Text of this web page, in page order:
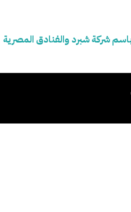
شركة شبرد والفنادق المصرية